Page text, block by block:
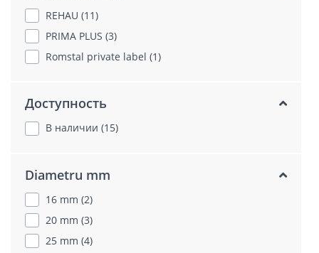
REHAU (11)
PRIMA PLUS (3)
Romstal private label (1)
Доступность
В наличии (15)
Diametru mm
16 mm (2)
20 mm (3)
25 mm (4)